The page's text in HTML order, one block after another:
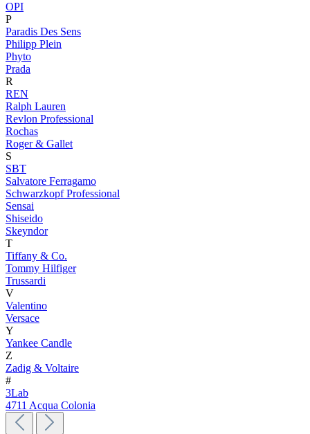
OPI
P
Paradis Des Sens
Philipp Plein
Phyto
Prada
R
REN
Ralph Lauren
Revlon Professional
Rochas
Roger & Gallet
S
SBT
Salvatore Ferragamo
Schwarzkopf Professional
Sensai
Shiseido
Skeyndor
T
Tiffany & Co.
Tommy Hilfiger
Trussardi
V
Valentino
Versace
Y
Yankee Candle
Z
Zadig & Voltaire
#
3Lab
4711 Acqua Colonia